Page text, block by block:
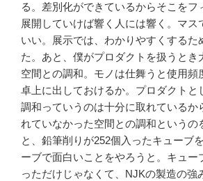
る。差別化ができているからそこをフ
展開していけば響く人には響く。マス
いい。展示では、わかりやすくするた
た。あと、僕がプロダクトを扱うとき
空間との調和。モノは仕舞うと使用頻
卓上に出しておけるか。プロダクトと
調和っていうのは十分に取れているか
れていなかった空間との調和というの
と、鉛筆削りが252個入ったキューブ
ーブで面白いことをやろうと。キュー
っただけじゃなくて、NJKの製造の強